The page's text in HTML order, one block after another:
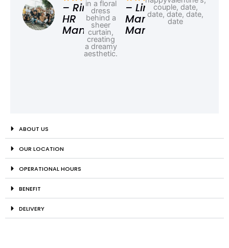
– Rina,
HR
Manager
– Linda,
Marketing
Manager
ABOUT US
OUR LOCATION
OPERATIONAL HOURS
BENEFIT
DELIVERY